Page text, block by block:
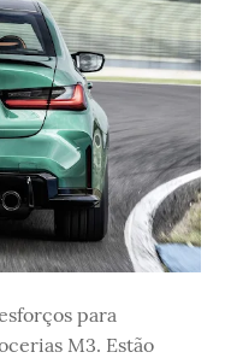
para
M3. Estão